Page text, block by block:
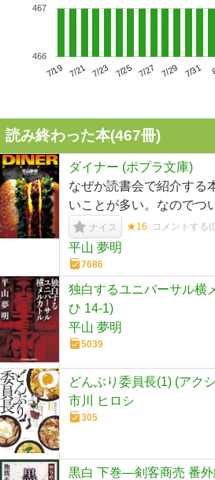
7/19 7/21 7/23 7/25 7/27 7/29 7/31
466
467
読み終わった本(467冊)
ダイナー (ポプラ文庫)
なぜか読書会で紹介する
いことが多い。なのでつ
ナイス ★16 コメントする(
平山 夢明
7686
独白するユニバーサル横
ひ 14-1)
平山 夢明
5039
どんぶり委員長(1) (アク
市川 ヒロシ
305
黒白 下巻―剣客商売 番